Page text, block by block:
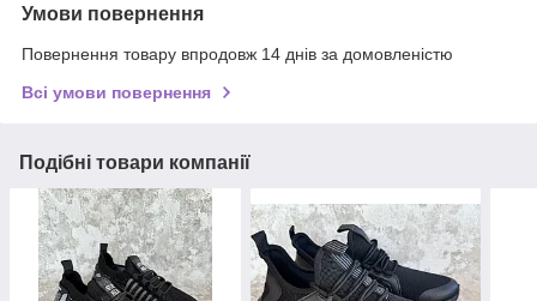
Умови повернення
Повернення товару впродовж 14 днів за домовленістю
Всі умови повернення
Подібні товари компанії